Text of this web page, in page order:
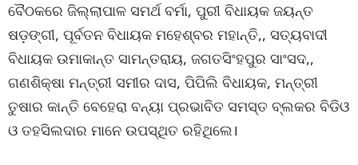
ବୈଠକରେ ଜିଲ୍ଲାପାଳ ସମର୍ଥ ବର୍ମା, ପୁରୀ ବିଧାୟକ ଜୟନ୍ତ
ଷଡ଼ଙ୍ଗୀ, ପୂର୍ବତନ ବିଧାୟକ ମହେଶ୍ବର ମହାନ୍ତି,, ସତ୍ୟବାଦୀ
ବିଧାୟକ ଉମାକାନ୍ତ ସାମନ୍ତରାୟ, ଜଗତସିଂହପୁର ସାଂସଦ,,
ଗଣଶିକ୍ଷା ମନ୍ତ୍ରୀ ସମୀର ଦାସ, ପିପିଲି ବିଧାୟକ, ମନ୍ତ୍ରୀ
ତୁଷାର କାନ୍ତି ବେହେରା ବନ୍ୟା ପ୍ରଭାବିତ ସମସ୍ତ ବ୍ଲକର ବିଡିଓ
ଓ ତହସିଲଦାର ମାନେ ଉପସ୍ଥିତ ରହିଥିଲେ।